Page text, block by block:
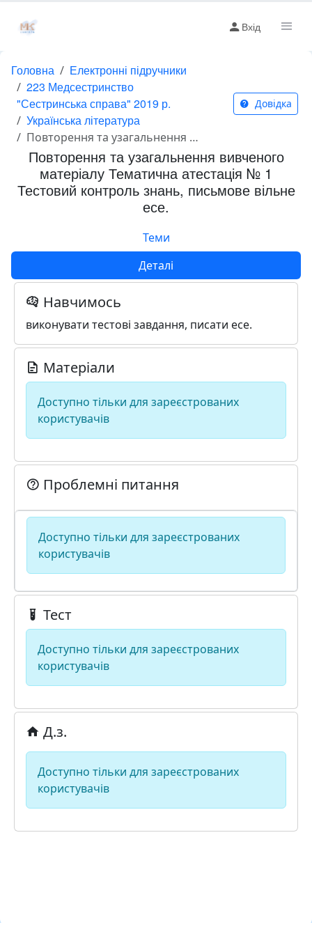
Вхід
Головна
Електронні підручники
223 Медсестринство
"Сестринська справа" 2019 р.
Українська література
Повторення та узагальнення вивченого матеріалу Тематична атестація № 1 Тестовий контроль знань, письмове вільне есе.
Довідка
Повторення та узагальнення вивченого
матеріалу Тематична атестація № 1
Тестовий контроль знань, письмове вільне
есе.
Теми
Деталі
Навчимось
виконувати тестові завдання, писати есе.
Матеріали
Доступно тільки для зареєстрованих
користувачів
Проблемні питання
Доступно тільки для зареєстрованих
користувачів
Тест
Доступно тільки для зареєстрованих
користувачів
Д.з.
Доступно тільки для зареєстрованих
користувачів